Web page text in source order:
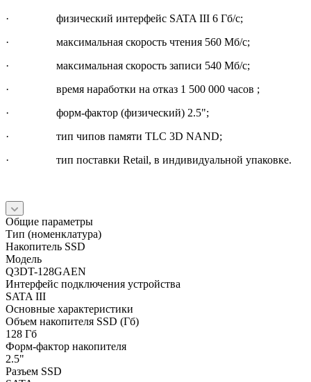
· физический интерфейс SATA III 6 Гб/с;
· максимальная скорость чтения 560 Мб/с;
· максимальная скорость записи 540 Мб/с;
· время наработки на отказ 1 500 000 часов ;
· форм-фактор (физический) 2.5";
· тип чипов памяти TLC 3D NAND;
· тип поставки Retail, в индивидуальной упаковке.
Общие параметры
Тип (номенклатура)
Накопитель SSD
Модель
Q3DT-128GAEN
Интерфейс подключения устройства
SATA III
Основные характеристики
Объем накопителя SSD (Гб)
128 Гб
Форм-фактор накопителя
2.5"
Разъем SSD